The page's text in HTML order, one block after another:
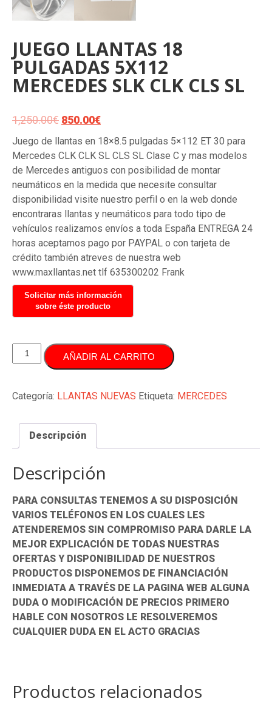
JUEGO LLANTAS 18
PULGADAS 5X112
MERCEDES SLK CLK CLS SL
1,250.00€ El
original
era:
1,250.00€.
850.00€El
actual
es:
850.00€.
Juego de llantas en 18×8.5 pulgadas 5×112 ET 30 para
Mercedes CLK CLK SL CLS SL Clase C y mas modelos
de Mercedes antiguos con posibilidad de montar
neumáticos en la medida que necesite consultar
disponibilidad visite nuestro perfil o en la web donde
encontraras llantas y neumáticos para todo tipo de
vehículos realizamos envíos a toda España ENTREGA 24
horas aceptamos pago por PAYPAL o con tarjeta de
crédito también atreves de nuestra web
www.maxllantas.net tlf 635300202 Frank
JUEGO
LLANTAS
PULGADAS
MERCEDES
CLK
CLS
SL
cantidad
AÑADIR AL CARRITO
Categoría: LLANTAS NUEVAS Etiqueta: MERCEDES
Descripción
Descripción
PARA CONSULTAS TENEMOS A SU DISPOSICIÓN
VARIOS TELÉFONOS EN LOS CUALES LES
ATENDEREMOS SIN COMPROMISO PARA DARLE LA
MEJOR EXPLICACIÓN DE TODAS NUESTRAS
OFERTAS Y DISPONIBILIDAD DE NUESTROS
PRODUCTOS DISPONEMOS DE FINANCIACIÓN
INMEDIATA A TRAVÉS DE LA PAGINA WEB ALGUNA
DUDA O MODIFICACIÓN DE PRECIOS PRIMERO
HABLE CON NOSOTROS LE RESOLVEREMOS
CUALQUIER DUDA EN EL ACTO GRACIAS
Productos relacionados